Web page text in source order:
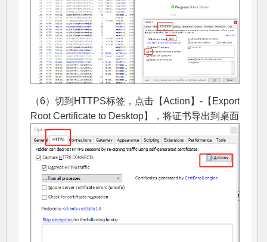
（6）切到HTTPS标签，点击【Action】-【Export
Root Certificate to Desktop】，将证书导出到桌面